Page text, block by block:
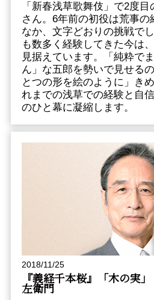
「新春浅草歌舞伎」で2度
さん。6年前の初役は荒事
なか、文字どおりの挑戦で
も数多く経験してきた今は
見据えています。「純粋で
ん」な五郎を勢いで見せる
とつの形を絵のように」き
れまでの浅草での経験と自
のひと幕に凝縮します。
2018/11/25
『義経千本桜』「木の実
左衛門